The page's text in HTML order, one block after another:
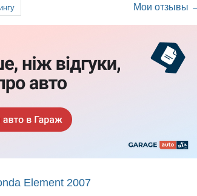
Мои отзывы
Element 2007